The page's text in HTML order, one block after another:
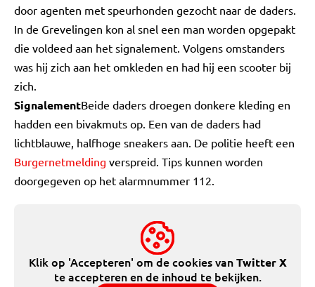
door agenten met speurhonden gezocht naar de daders.
In de Grevelingen kon al snel een man worden opgepakt
die voldeed aan het signalement. Volgens omstanders
was hij zich aan het omkleden en had hij een scooter bij
zich.
SignalementBeide daders droegen donkere kleding en
hadden een bivakmuts op. Een van de daders had
lichtblauwe, halfhoge sneakers aan. De politie heeft een
Burgernetmelding verspreid. Tips kunnen worden
doorgegeven op het alarmnummer 112.
Klik op 'Accepteren' om de cookies vanTwitter X
te accepteren en de inhoud te bekijken.